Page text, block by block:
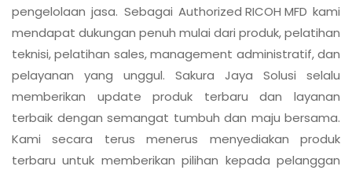
pengelolaan jasa. Sebagai Authorized RICOH MFD kami
mendapat dukungan penuh mulai dari produk, pelatihan
teknisi, pelatihan sales, management administratif, dan
pelayanan yang unggul. Sakura Jaya Solusi selalu
memberikan update produk terbaru dan layanan
terbaik dengan semangat tumbuh dan maju bersama.
Kami secara terus menerus menyediakan produk
terbaru untuk memberikan pilihan kepada pelanggan